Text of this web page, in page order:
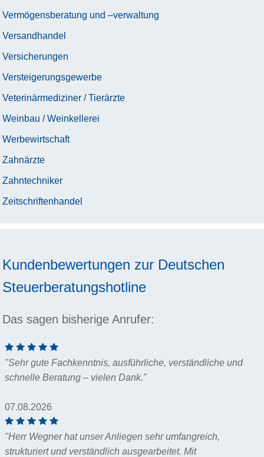
Vermögensberatung und –verwaltung
Versandhandel
Versicherungen
Versteigerungsgewerbe
Veterinärmediziner / Tierärzte
Weinbau / Weinkellerei
Werbewirtschaft
Zahnärzte
Zahntechniker
Zeitschriftenhandel
Kundenbewertungen zur Deutschen
Steuerberatungshotline
Das sagen bisherige Anrufer:
"Sehr gute Fachkenntnis, ausführliche, verständliche und
schnelle Beratung – vielen Dank."
07.08.2026
"Herr Wegner hat unser Anliegen sehr umfangreich,
strukturiert und verständlich ausgearbeitet. Mit